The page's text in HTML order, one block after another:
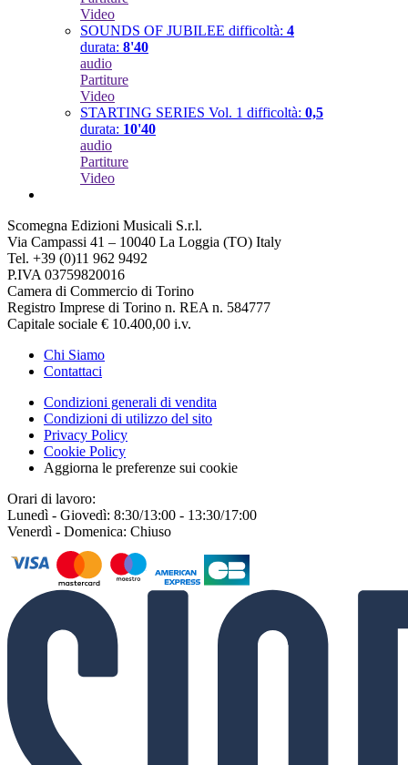
Video
SOUNDS OF JUBILEE difficoltà: 4
durata: 8'40
audio
Partiture
Video
STARTING SERIES Vol. 1 difficoltà: 0,5
durata: 10'40
audio
Partiture
Video
Scomegna Edizioni Musicali S.r.l.
Via Campassi 41 – 10040 La Loggia (TO) Italy
Tel. +39 (0)11 962 9492
P.IVA 03759820016
Camera di Commercio di Torino
Registro Imprese di Torino n. REA n. 584777
Capitale sociale € 10.400,00 i.v.
Chi Siamo
Contattaci
Condizioni generali di vendita
Condizioni di utilizzo del sito
Privacy Policy
Cookie Policy
Aggiorna le preferenze sui cookie
Orari di lavoro:
Lunedì - Giovedì: 8:30/13:00 - 13:30/17:00
Venerdì - Domenica: Chiuso